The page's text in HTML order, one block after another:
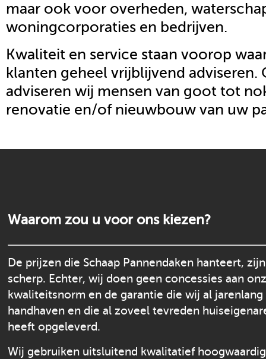
maar ook voor overheden,
woningcorporaties en bedrijven.
Kwaliteit en service staan voorop
klanten geheel vrijblijvend adviseren.
adviseren wij mensen van goot tot
renovatie en/of nieuwbouw van uw
Waarom zou u voor ons kiezen?
De prijzen die Schaap Pannendaken hanteert,
scherp. Echter, wij doen geen concessies aan
kwaliteitsnorm en de garantie die wij al jarenlang
handhaven en die al zoveel tevreden
heeft opgeleverd.
Wij gebruiken uitsluitend kwalitatief